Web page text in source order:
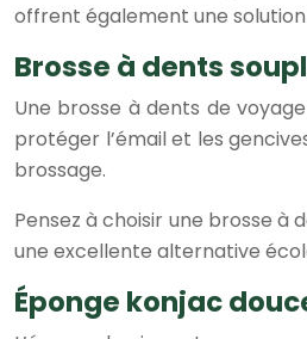
offrent également une
Brosse à dents
Une brosse à dents de
protéger l’émail et les
brossage.
Pensez à choisir une brosse
une excellente alternative
Éponge konjac